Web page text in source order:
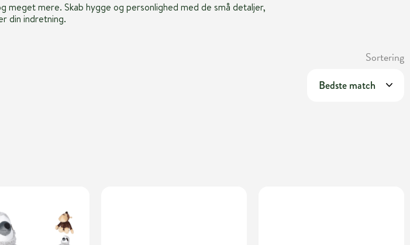
meget mere. Skab hygge og personlighed med de små detaljer,
din indretning.
Sortering